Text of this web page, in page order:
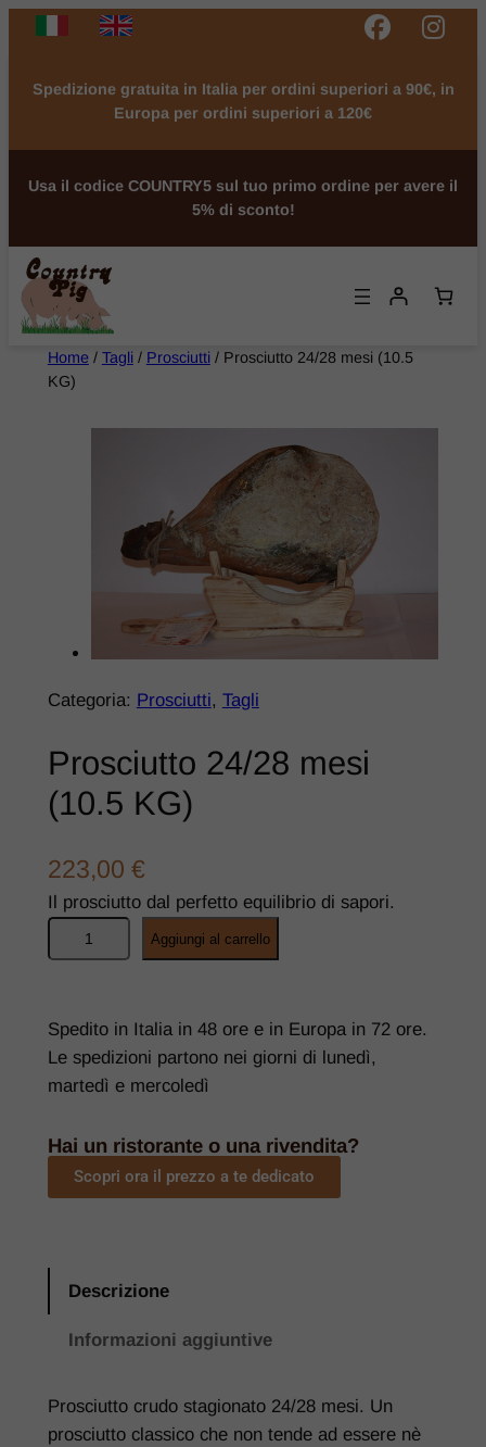
Spedizione gratuita in Italia per ordini superiori a 90€, in
Europa per ordini superiori a 120€
Usa il codice COUNTRY5 sul tuo primo ordine per avere il
5% di sconto!
Home/ Tagli / Prosciutti / Prosciutto 24/28 mesi (10.5
KG)
Categoria: Prosciutti, Tagli
Prosciutto 24/28 mesi
(10.5 KG)
223,00 €
Il prosciutto dal perfetto equilibrio di sapori.
Aggiungi al carrello
Spedito in Italia in 48 ore e in Europa in 72 ore.
Le spedizioni partono nei giorni di lunedì,
martedì e mercoledì
Hai un ristorante o una rivendita?
Scopri ora il prezzo a te dedicato
Descrizione
Informazioni aggiuntive
Prosciutto crudo stagionato 24/28 mesi. Un
prosciutto classico che non tende ad essere nè